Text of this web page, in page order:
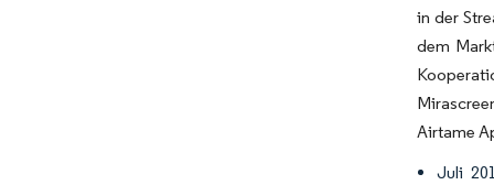
in der
dem
Airtame
Juli